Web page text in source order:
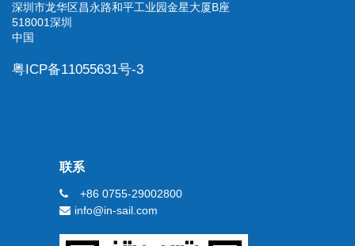
深圳市龙华区昌永路和平工业园金星大厦B座
518001深圳
中国
粤ICP备11055631号-3
联系
+86 0755-29002800
info@in-sail.com